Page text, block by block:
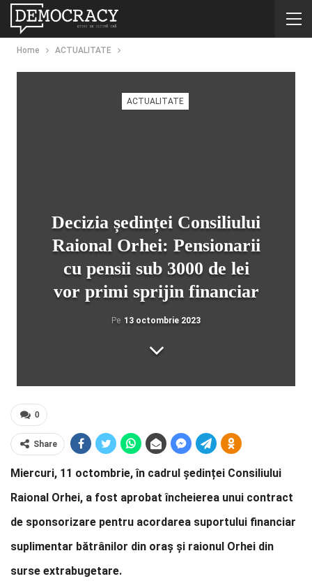
Home ACTUALITATE
ACTUALITATE
Decizia ședinței Consiliului
Raional Orhei: Pensionarii
cu pensii sub 3000 de lei
vor primi sprijin financiar
Pe 13 octombrie 2023
0
Share
Miercuri, 11 octombrie, în cadrul ședinței Consiliului
Raional Orhei, a fost aprobat încheierea unui contract
de sponsorizare pentru acordarea suportului financiar
suplimentar bătrânilor din oraș și raionul Orhei din
surse extrabugetare.